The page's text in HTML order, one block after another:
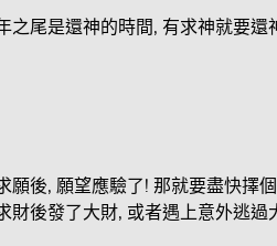
之尾是還神的時間, 有求神就要
願後, 願望應驗了! 那就要盡快擇
財後發了大財, 或者遇上意外逃過